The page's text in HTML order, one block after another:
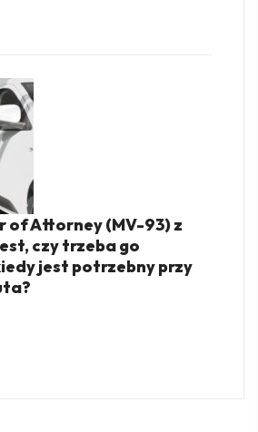
of Attorney (MV-93) z
czy trzeba go
jest potrzebny przy